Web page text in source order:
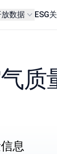
数据 ESG
质
息